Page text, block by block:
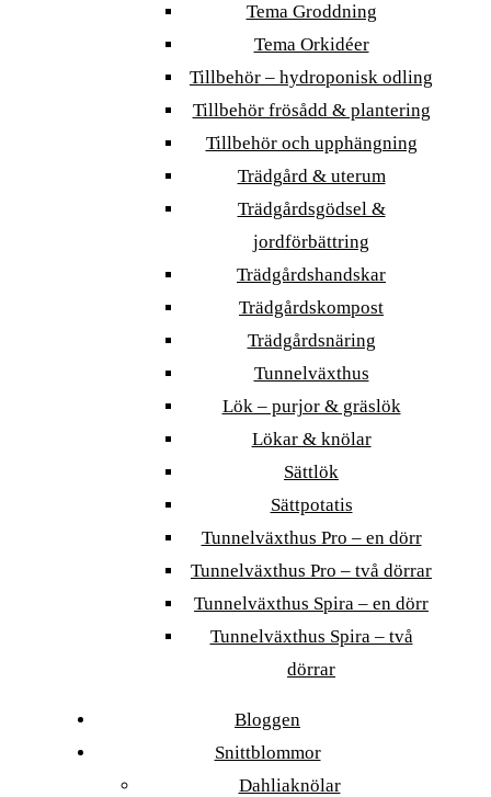
Tema Groddning
Tema Orkidéer
Tillbehör – hydroponisk odling
Tillbehör frösådd & plantering
Tillbehör och upphängning
Trädgård & uterum
Trädgårdsgödsel &
jordförbättring
Trädgårdshandskar
Trädgårdskompost
Trädgårdsnäring
Tunnelväxthus
Lök – purjor & gräslök
Lökar & knölar
Sättlök
Sättpotatis
Tunnelväxthus Pro – en dörr
Tunnelväxthus Pro – två dörrar
Tunnelväxthus Spira – en dörr
Tunnelväxthus Spira – två
dörrar
Bloggen
Snittblommor
Dahliaknölar